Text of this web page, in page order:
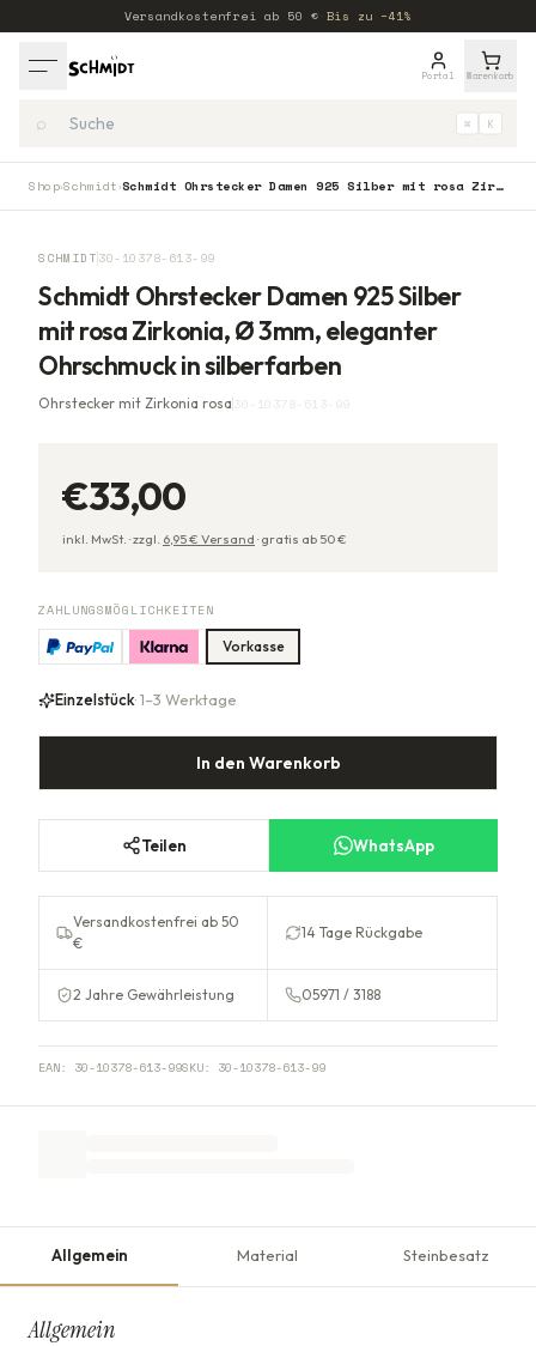
Versandkostenfrei ab 50 € Bis zu −41%
Portal Warenkorb
⌕ ⌘ K
Shop›Schmidt › Schmidt Ohrstecker Damen 925 Silber mit rosa Zirkonia, Ø 3mm, eleganter Ohrschmuck in silberfarben
SCHMIDT 30-10378-613-99
Schmidt Ohrstecker Damen 925 Silber
mit rosa Zirkonia, Ø 3mm, eleganter
Ohrschmuck in silberfarben
Ohrstecker mit Zirkonia rosa 30-10378-613-99
€33,00
inkl. MwSt. ·zzgl. 6,95€ Versand ·gratis ab 50€
ZAHLUNGSMÖGLICHKEITEN
Vorkasse
Einzelstück· 1–3 Werktage
In den Warenkorb
Teilen WhatsApp
Versandkostenfrei ab 50
€
14 Tage Rückgabe
2 Jahre Gewährleistung 05971 / 3188
EAN: 30-10378-613-99SKU: 30-10378-613-99
Allgemein Material Steinbesatz
Allgemein